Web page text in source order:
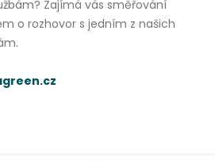
Zajímá vás směřování
o rozhovor s jedním z našich